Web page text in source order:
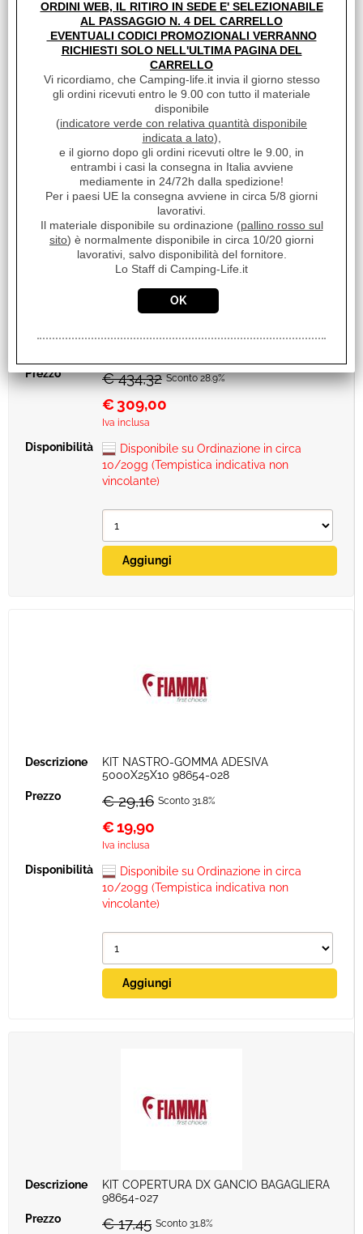
€6,80
Iva inclusa
Disponibile
€ 434,32 Sconto 28.9%
€ 309,00
Iva inclusa
Disponibile su Ordinazione in circa
10/20gg (Tempistica indicativa non
vincolante)
KIT NASTRO-GOMMA ADESIVA
5000X25X10 98654-028
€ 29,16 Sconto 31.8%
€19,90
Iva inclusa
Disponibile su Ordinazione in circa
10/20gg (Tempistica indicativa non
vincolante)
KIT COPERTURA DX GANCIO BAGAGLIERA
98654-027
€ 17,45 Sconto 31.8%
ORDINI WEB, IL RITIRO IN SEDE E' SELEZIONABILE
AL PASSAGGIO N. 4 DEL CARRELLO
EVENTUALI CODICI PROMOZIONALI VERRANNO
RICHIESTI SOLO NELL'ULTIMA PAGINA DEL
CARRELLO
Vi ricordiamo, che Camping-life.it invia il giorno stesso
gli ordini ricevuti entro le 9.00 con tutto il materiale
disponibile
(indicatore verde con relativa quantità disponibile
indicata a lato),
e il giorno dopo gli ordini ricevuti oltre le 9.00, in
entrambi i casi la consegna in Italia avviene
mediamente in 24/72h dalla spedizione!
Per i paesi UE la consegna avviene in circa 5/8 giorni
lavorativi.
Il materiale disponibile su ordinazione (pallino rosso sul
sito) è normalmente disponibile in circa 10/20 giorni
lavorativi, salvo disponibilità del fornitore.
Lo Staff di Camping-Life.it